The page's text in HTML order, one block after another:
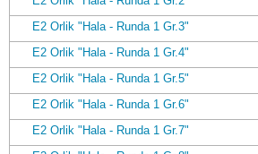
E2 Orlik "Hala - Runda 1 Gr.3"
E2 Orlik "Hala - Runda 1 Gr.4"
E2 Orlik "Hala - Runda 1 Gr.5"
E2 Orlik "Hala - Runda 1 Gr.6"
E2 Orlik "Hala - Runda 1 Gr.7"